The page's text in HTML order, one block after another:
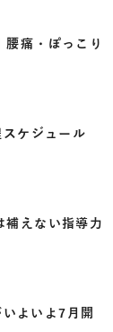
腰痛・ぽっこり
ケジュール
補えない指導力
よいよ7月開